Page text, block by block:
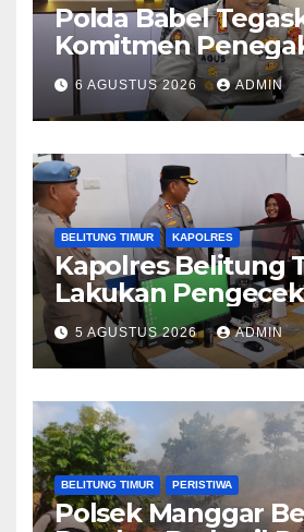
Polda Babel
Komitmen
Hukum Terkait
Ton Pasir Timah
Belitung
6 AGUSTUS 2026 ADMIN
BELITUNG TIMUR KAPOLRES
Kapolres Belitung
Lakukan
Pelayanan SIM,
Pelayanan Prima
Masyarakat
5 AGUSTUS 2026 ADMIN
BELITUNG TIMUR PERISTIWA
Polsek Manggar